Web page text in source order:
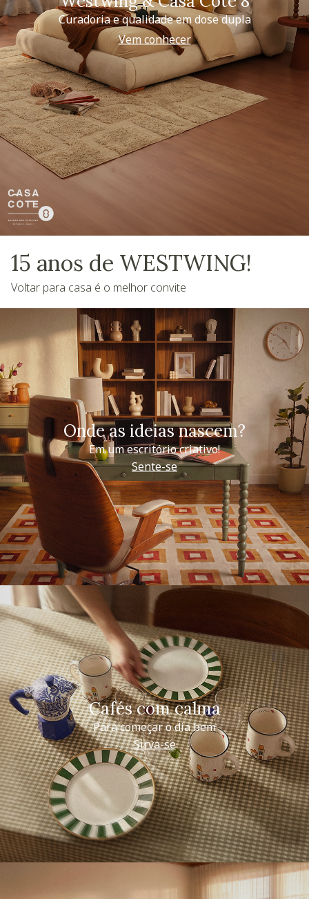
Curadoria e qualidade em dose dupla
Vem conhecer
15 anos de WESTWING!
Voltar para casa é o melhor convite
Onde as ideias nascem?
Em um escritório criativo!
Sente-se
Cafés com calma
Para começar o dia bem
Sirva-se